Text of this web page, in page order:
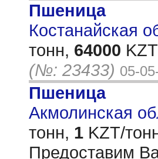
Пшеница
Костанайская
тонн, 64000
(№: 23433) 05-
Пшеница
Акмолинская
тонн, 1 KZT/
Предоставим